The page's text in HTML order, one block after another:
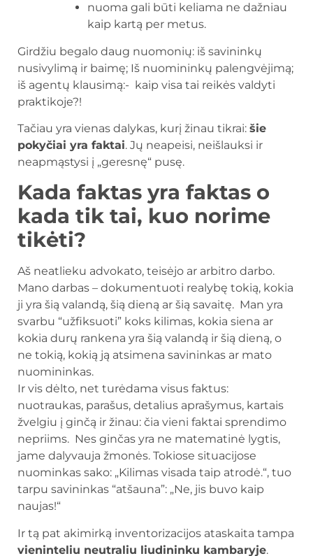
nuoma gali būti keliama ne dažniau
kaip kartą per metus.
Girdžiu begalo daug nuomonių: iš savininkų
nusivylimą ir baimę; Iš nuomininkų palengvėjimą;
iš agentų klausimą:- kaip visa tai reikės valdyti
praktikoje?!
Tačiau yra vienas dalykas, kurį žinau tikrai: šie
pokyčiai yra faktai. Jų neapeisi, neišlauksi ir
neapmąstysi į „geresnę“ pusę.
Kada faktas yra faktas o
kada tik tai, kuo norime
tikėti?
Aš neatlieku advokato, teisėjo ar arbitro darbo.
Mano darbas – dokumentuoti realybę tokią, kokia
ji yra šią valandą, šią dieną ar šią savaitę. Man yra
svarbu “užfiksuoti” koks kilimas, kokia siena ar
kokia durų rankena yra šią valandą ir šią dieną, o
ne tokią, kokią ją atsimena savininkas ar mato
nuomininkas.
Ir vis dėlto, net turėdama visus faktus:
nuotraukas, parašus, detalius aprašymus, kartais
žvelgiu į ginčą ir žinau: čia vieni faktai sprendimo
nepriims. Nes ginčas yra ne matematinė lygtis,
jame dalyvauja žmonės. Tokiose situacijose
nuominkas sako: „Kilimas visada taip atrodė.“, tuo
tarpu savininkas “atšauna”: „Ne, jis buvo kaip
naujas!“
Ir tą pat akimirką inventorizacijos ataskaita tampa
vieninteliu neutraliu liudininku kambaryje.